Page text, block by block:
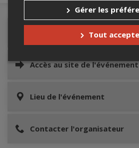
Détails de l'événement
Accès au site de l'événement
Lieu de l'événement
Contacter l'organisateur
Gérer les
Tout